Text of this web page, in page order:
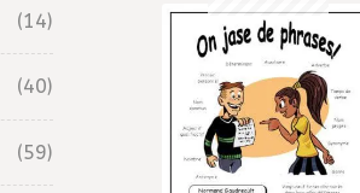
(14)
(40)
(59)